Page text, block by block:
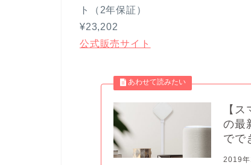
ト（2年保証）
¥23,202
公式販売サイト
【
の最
でで
2019年